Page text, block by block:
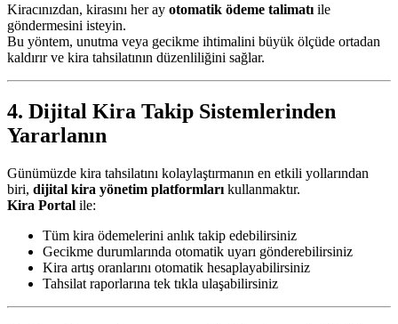
Kiracınızdan, kirasını her ay otomatik ödeme talimatı ile
göndermesini isteyin.
Bu yöntem, unutma veya gecikme ihtimalini büyük ölçüde ortadan
kaldırır ve kira tahsilatının düzenliliğini sağlar.
4. Dijital Kira Takip Sistemlerinden
Yararlanın
Günümüzde kira tahsilatını kolaylaştırmanın en etkili yollarından
biri, dijital kira yönetim platformları kullanmaktır.
Kira Portal ile:
Tüm kira ödemelerini anlık takip edebilirsiniz
Gecikme durumlarında otomatik uyarı gönderebilirsiniz
Kira artış oranlarını otomatik hesaplayabilirsiniz
Tahsilat raporlarına tek tıkla ulaşabilirsiniz